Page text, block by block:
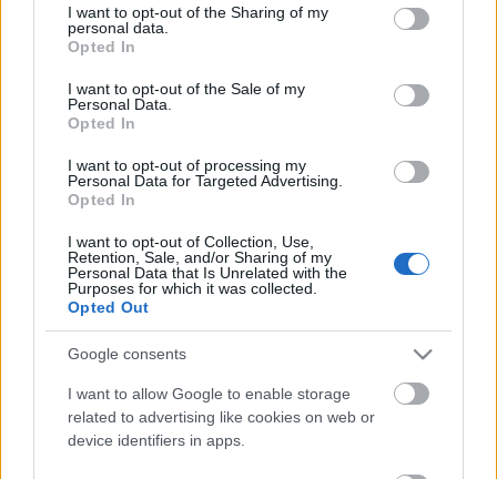
not limited to your visit or usage behaviour. You may click to
grant or deny consent to Google and its third-party tags to
use your data for below specified purposes in below Google
consent section.
I want to opt-out of the Sharing of my
personal data.
Opted In
I want to opt-out of the Sale of my
Personal Data.
Opted In
I want to opt-out of processing my
Personal Data for Targeted Advertising.
Opted In
I want to opt-out of Collection, Use,
Retention, Sale, and/or Sharing of my
Personal Data that Is Unrelated with the
Purposes for which it was collected.
Opted Out
Google consents
I want to allow Google to enable storage
related to advertising like cookies on web or
device identifiers in apps.
F. Kapus •2012. augusztus 30.
csatár,Erik Caladiis az érsekújvári Ice Tigersben
folytatja pályafutását.
Kiütéses dunaújvárosi vereség
2012. augusztus 29.
Úgy tűnik, nem múlhat el előszezon nagy
gólkülönbségű dunaújvárosi vereség nélkül. Míg
tavaly a másodosztályú
nagyon ...
Mariborba utazik a juniorválogatott